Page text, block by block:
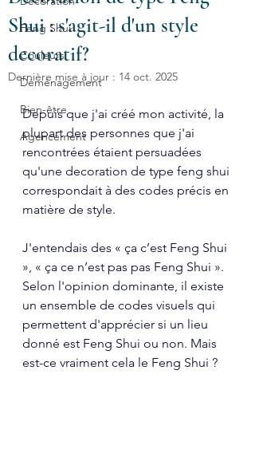
Feng Shui
Couleurs
Déménagement
Bien-être
Agencement
Shui : s'agit-il d'un style
decoratif?
Dernière mise à jour : 14 oct. 2025
Depuis que j'ai créé mon activité, la
plupart des personnes que j'ai
rencontrées étaient persuadées
qu'une decoration de type feng shui
correspondait à des codes précis en
matière de style.
J'entendais des « ça c’est Feng Shui
», « ça ce n’est pas pas Feng Shui ».
Selon l'opinion dominante, il existe
un ensemble de codes visuels qui
permettent d'apprécier si un lieu
donné est Feng Shui ou non. Mais
est-ce vraiment cela le Feng Shui ?